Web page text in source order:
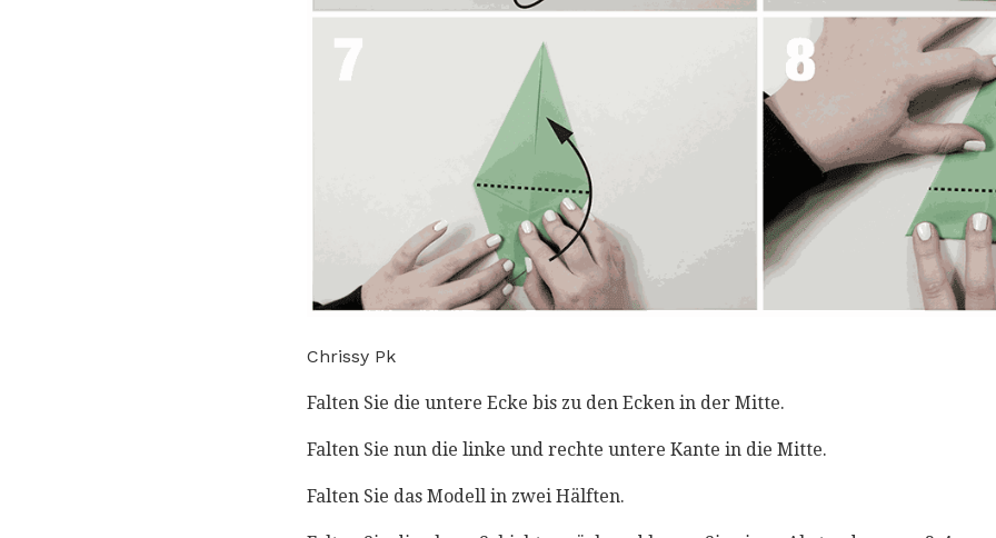
Chrissy Pk
Falten Sie die untere Ecke bis zu den Ecken in der Mitte.
Falten Sie nun die linke und rechte untere Kante in die Mitte.
Falten Sie das Modell in zwei Hälften.